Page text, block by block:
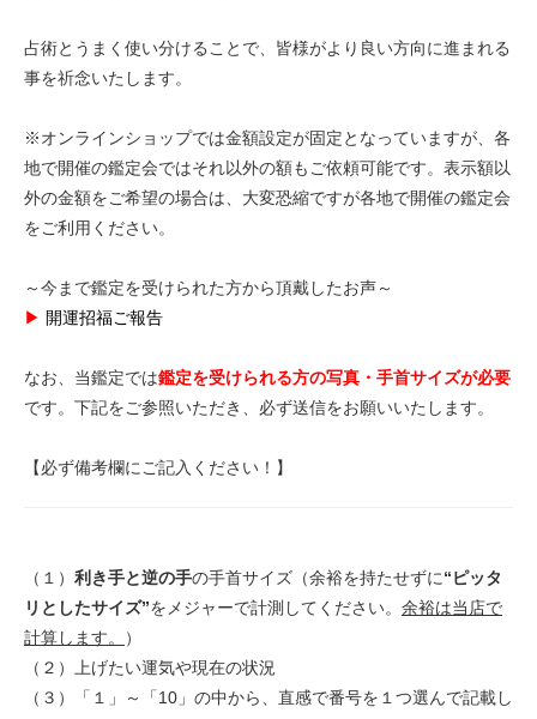
占術とうまく使い分けることで、皆様がより良い方向に進まれる
事を祈念いたします。
※オンラインショップでは金額設定が固定となっていますが、各
地で開催の鑑定会ではそれ以外の額もご依頼可能です。表示額以
外の金額をご希望の場合は、大変恐縮ですが各地で開催の鑑定会
をご利用ください。
～今まで鑑定を受けられた方から頂戴したお声～
▶ 開運招福ご報告
なお、当鑑定では鑑定を受けられる方の写真・手首サイズが必要
です。下記をご参照いただき、必ず送信をお願いいたします。
【必ず備考欄にご記入ください！】
（１） 利き手と逆の手の手首サイズ（余裕を持たせずに“ピッタ
リとしたサイズ”をメジャーで計測してください。 余裕は当店で
計算します。
）
（２）上げたい運気や現在の状況
（３）「１」～「10」の中から、直感で番号を１つ選んで記載し